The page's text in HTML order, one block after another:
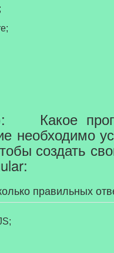
Какое
необходимо
создать
правильных